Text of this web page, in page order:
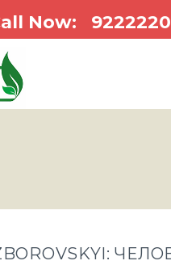
Now:
ZBOROVSKYI: